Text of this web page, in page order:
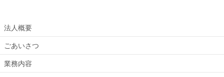
法人概要
ごあいさつ
業務内容